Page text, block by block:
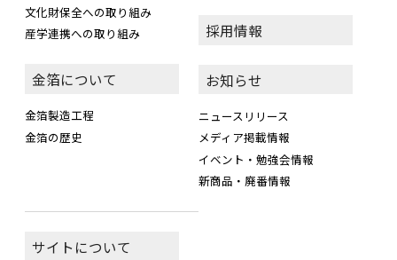
文化財保全への取り組み
産学連携への取り組み
金箔について
金箔製造工程
金箔の歴史
採用情報
お知らせ
ニュースリリース
メディア掲載情報
イベント・勉強会情報
新商品・廃番情報
サイトについて